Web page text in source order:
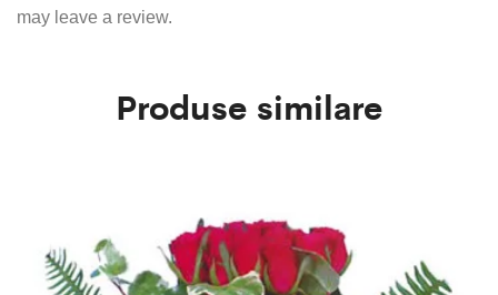
may leave a review.
Produse similare